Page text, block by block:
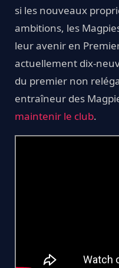
si les nouveaux
ambitions, les
leur avenir en
actuellement dix-
du premier non
entraîneur des
maintenir le club.